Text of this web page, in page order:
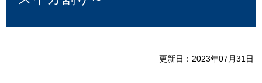
更新日 2023年07月31日